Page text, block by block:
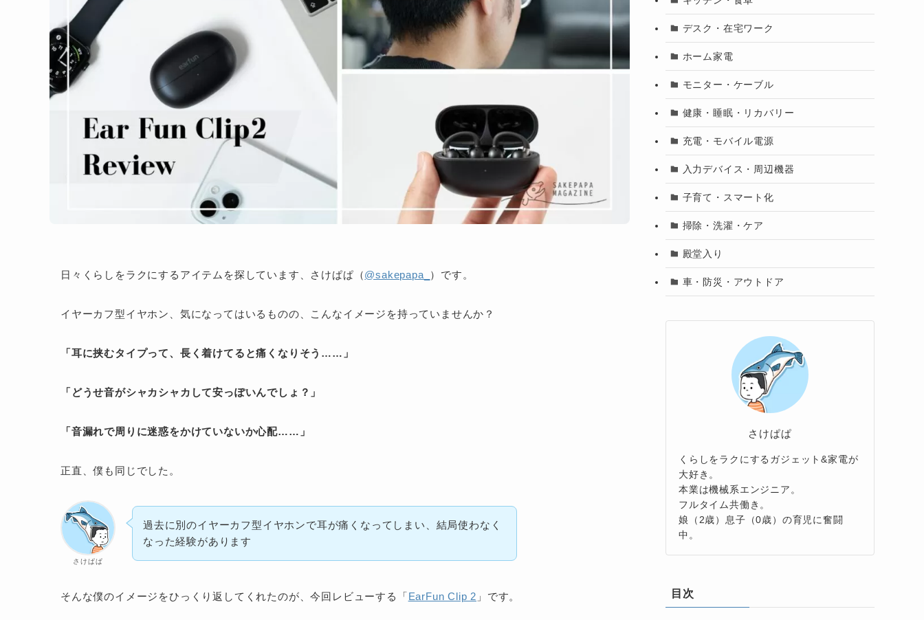
日々くらしをラクにするアイテムを探しています、さけぱぱ（@sakepapa_ ）です。
イヤーカフ型イヤホン、気になってはいるものの、こんなイメージを持っていませんか？
「耳に挟むタイプって、長く着けてると痛くなりそう……」
「どうせ音がシャカシャカして安っぽいんでしょ？」
「音漏れで周りに迷惑をかけていないか心配……」
正直、僕も同じでした。
さけぱぱ
過去に別のイヤーカフ型イヤホンで耳が痛くなってしまい、結局使わなく
なった経験があります
そんな僕のイメージをひっくり返してくれたのが、今回レビューする「EarFun Clip 2 」です。
デスク・在宅ワーク
ホーム家電
モニター・ケーブル
健康・睡眠・リカバリー
充電・モバイル電源
入力デバイス・周辺機器
子育て・スマート化
掃除・洗濯・ケア
殿堂入り
車・防災・アウトドア
さけぱぱ
くらしをラクにするガジェット&家電が
大好き。
本業は機械系エンジニア。
フルタイム共働き。
娘（2歳）息子（0歳）の育児に奮闘
中。
目次